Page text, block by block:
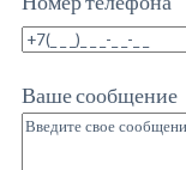
Ваше сообщение